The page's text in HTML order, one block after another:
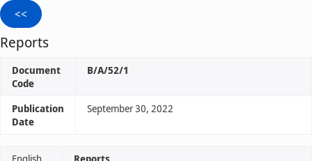
Reports
Document
Code
B/A/52/1
Publication
Date
September 30, 2022